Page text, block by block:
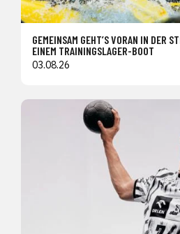
GEMEINSAM GEHT’S VORAN IN DER
EINEM TRAININGSLAGER-BOOT
03.08.26